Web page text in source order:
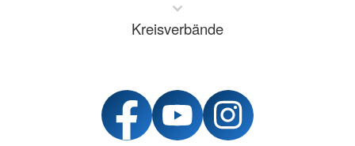
Kreisverbände